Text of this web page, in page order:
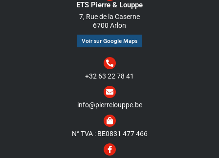
ETS Pierre & Louppe
7, Rue de la Caserne
6700 Arlon
Voir sur Google Maps
+32 63 22 78 41
info@pierrelouppe.be
N° TVA : BE0831 477 466